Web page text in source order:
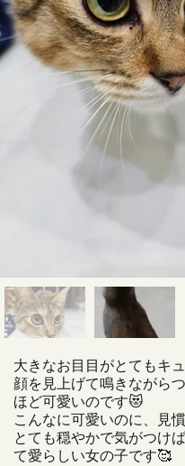
大きなお目目がとてもキ
顔を見上げて鳴きながら
ほど可愛いのです😻
こんなに可愛いのに、見
とても穏やかで気がつけ
て愛らしい女の子です🥰